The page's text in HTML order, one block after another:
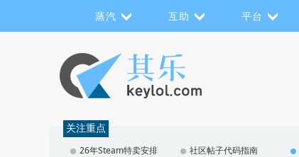
蒸汽 互助 平台
关注重点
26年Steam特卖安排 社区帖子代码指南